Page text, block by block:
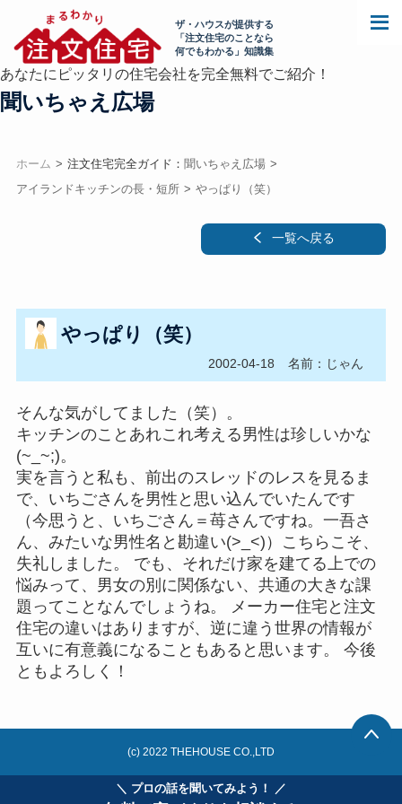
＼ プロの話を聞いてみよう！ ／
ザ・ハウスが提供する
「注文住宅のことなら
何でもわかる」知識集
あなたにピッタリの住宅会社を完全無料でご紹介！
聞いちゃえ広場
ホーム 注文住宅完全ガイド： 聞いちゃえ広場
アイランドキッチンの長・短所
やっぱり（笑）
一覧へ戻る
やっぱり（笑）
2002-04-18 名前：じゃん
そんな気がしてました（笑）。
キッチンのことあれこれ考える男性は珍しいかな
(~_~;)。
実を言うと私も、前出のスレッドのレスを見るま
で、いちごさんを男性と思い込んでいたんです
（今思うと、いちごさん＝苺さんですね。一吾さ
ん、みたいな男性名と勘違い(>_<)）こちらこそ、
失礼しました。 でも、それだけ家を建てる上での
悩みって、男女の別に関係ない、共通の大きな課
題ってことなんでしょうね。 メーカー住宅と注文
住宅の違いはありますが、逆に違う世界の情報が
互いに有意義になることもあると思います。 今後
ともよろしく！
(c) 2022 THEHOUSE CO.,LTD